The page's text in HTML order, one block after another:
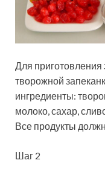
Для приготовления
творожной
ингредиенты:
молоко, сахар,
Все продукты
Шаг 2